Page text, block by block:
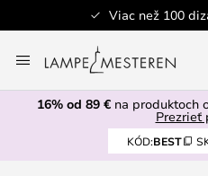
Viac než 100
to
Content
16% od 89 € na produktoch
Prezrieť
KÓD:BEST